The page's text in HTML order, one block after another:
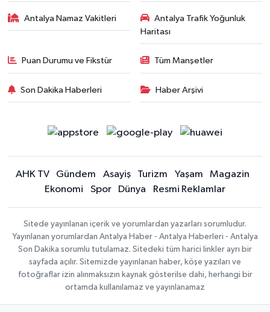
Antalya Namaz Vakitleri
Antalya Trafik Yoğunluk
Haritası
Puan Durumu ve Fikstür Tüm Manşetler
Son Dakika Haberleri Haber Arşivi
AHK TV Gündem Asayiş Turizm Yaşam
Magazin
Ekonomi
Spor Dünya Resmi Reklamlar
Sitede yayınlanan içerik ve yorumlardan yazarları sorumludur.
Yayınlanan yorumlardan Antalya Haber - Antalya Haberleri - Antalya
Son Dakika sorumlu tutulamaz. Sitedeki tüm harici linkler ayrı bir
sayfada açılır. Sitemizde yayınlanan haber, köşe yazıları ve
fotoğraflar izin alınmaksızın kaynak gösterilse dahi, herhangi bir
ortamda kullanılamaz ve yayınlanamaz